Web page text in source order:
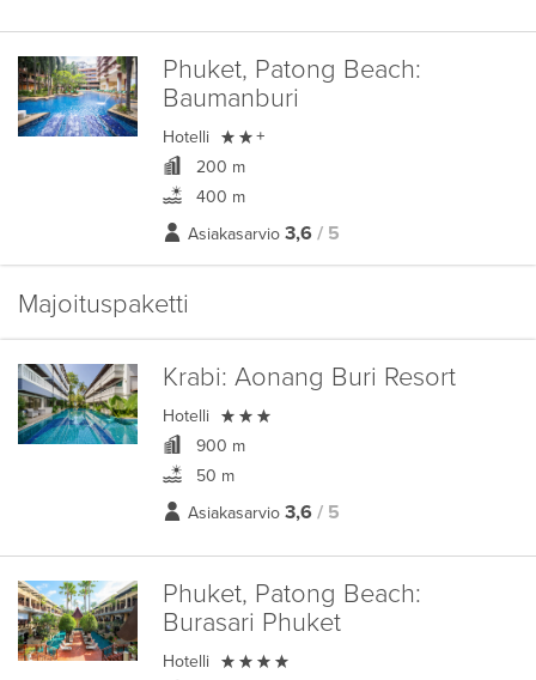
Phuket, Patong Beach:
Baumanburi
Hotelli  +
200 m
400 m
Asiakasarvio 3,6 / 5
Majoituspaketti
Krabi: Aonang Buri Resort
Hotelli 
900 m
50 m
Asiakasarvio 3,6 / 5
Phuket, Patong Beach:
Burasari Phuket
Hotelli 